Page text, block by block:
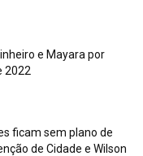
e Mayara por
2022
ficam sem plano de
de Cidade e Wilson